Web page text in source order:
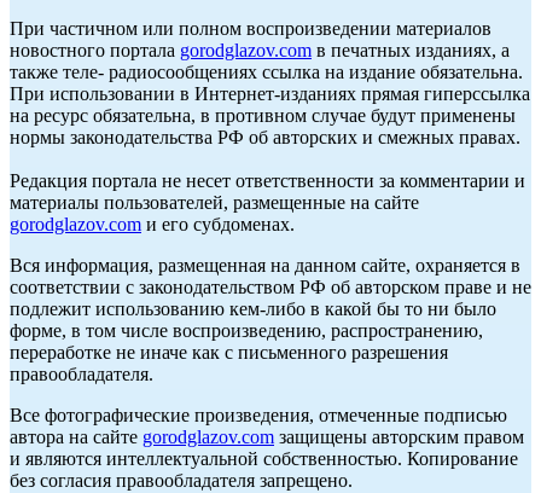
При частичном или полном воспроизведении материалов
новостного портала gorodglazov.com в печатных изданиях, а
также теле- радиосообщениях ссылка на издание обязательна.
При использовании в Интернет-изданиях прямая гиперссылка
на ресурс обязательна, в противном случае будут применены
нормы законодательства РФ об авторских и смежных правах.
Редакция портала не несет ответственности за комментарии и
материалы пользователей, размещенные на сайте
gorodglazov.com и его субдоменах.
Вся информация, размещенная на данном сайте, охраняется в
соответствии с законодательством РФ об авторском праве и не
подлежит использованию кем-либо в какой бы то ни было
форме, в том числе воспроизведению, распространению,
переработке не иначе как с письменного разрешения
правообладателя.
Все фотографические произведения, отмеченные подписью
автора на сайте gorodglazov.com защищены авторским правом
и являются интеллектуальной собственностью. Копирование
без согласия правообладателя запрещено.